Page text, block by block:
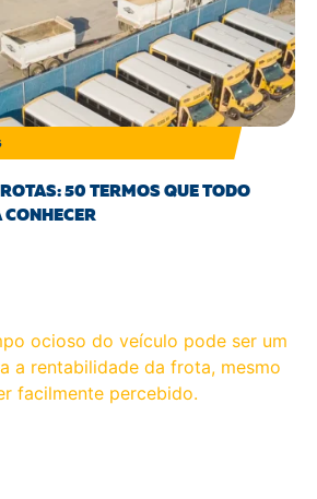
50 TERMOS QUE TODO
CONHECER